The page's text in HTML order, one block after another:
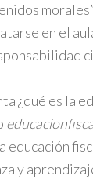
en el
¿qué es la
educación
y